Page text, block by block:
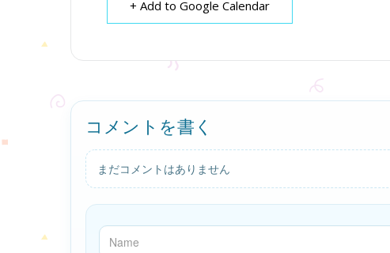
+ Add to Google Calendar
コメントを書く
まだコメントはありません